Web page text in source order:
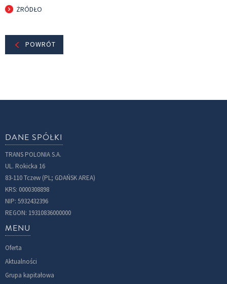
ŻRÓDŁO
POWRÓT
DANE SPÓŁKI
TRANS POLONIA S.A.
UL. Rokicka 16
83-110 Tczew (PL; GDAŃSK AREA)
KRS: 0000308898
NIP: 5932432396
REGON: 19310836000000
MENU
Oferta
Aktualności
Grupa kapitałowa